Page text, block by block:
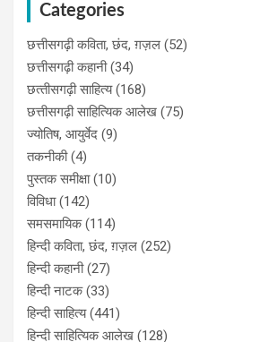
Categories
छत्तीसगढ़ी कविता, छंद, ग़ज़ल (52)
छत्तीसगढ़ी कहानी(34)
छत्‍तीसगढ़ी साहित्‍य(168)
छत्तीसगढ़ी साहित्यिक आलेख (75)
ज्योतिष, आयुर्वेद (9)
तकनीकी(4)
पुस्‍तक समीक्षा(10)
विविधा(142)
समसमायिक(114)
हिन्दी कविता, छंद, ग़ज़ल (252)
हिन्दी कहानी(27)
हिन्‍दी नाटक(33)
हिन्दी साहित्य(441)
हिन्दी साहित्यिक आलेख (128)